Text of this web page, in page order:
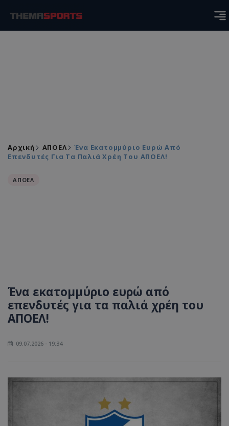
Αρχική ΑΠΟΕΛ
Ένα Εκατομμύριο Ευρώ Από
Επενδυτές Για Τα Παλιά Χρέη Του ΑΠΟΕΛ!
ΑΠΟΕΛ
Ένα εκατομμύριο ευρώ από
επενδυτές για τα παλιά χρέη του
ΑΠΟΕΛ!
09.07.2026 - 19:34